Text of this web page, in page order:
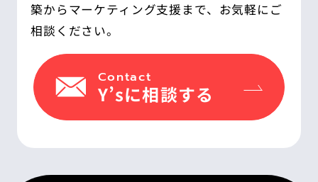
築からマーケティング支援まで、お気軽にご
相談ください。
Contact
Y’sに相談する